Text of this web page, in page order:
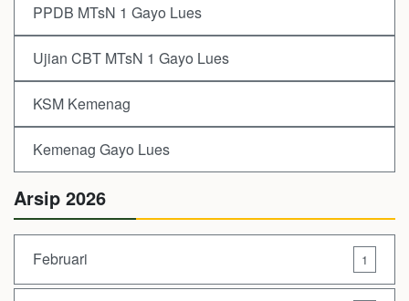
PPDB MTsN 1 Gayo Lues
Ujian CBT MTsN 1 Gayo Lues
KSM Kemenag
Kemenag Gayo Lues
Arsip 2026
Februari 1